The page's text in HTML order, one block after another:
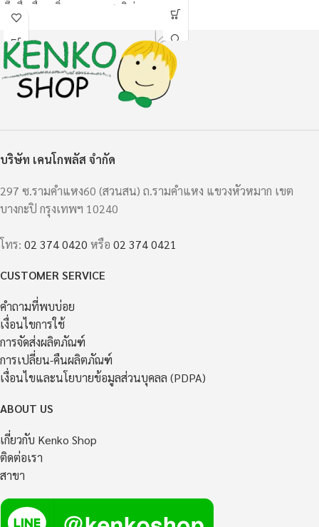
ขึ้นชื่อเรื่องกลิ่นหอมธรรมชาติ อ่อน
โยนและคุณสมบัติของไม้สน จะมี
การปล่อยสาร "Phytoncide" ออกมา
ช่วยให้รู้สึกผ่อนคลาย คลายเครียด
นอนหลับสบายขึ้น
ใช้คู่กับน้ำมันหอมระเหย Hinoki
Aroma Cube กลิ่นอันสงบละมุนจะ
ความผ่อนคลายให้ทุกมุมบ้าน
วางไว้ได้ทุกที่ — โต๊ะทำงาน ห้อง
นอน ห้องน้ำ
ให้ทุกลมหายใจ…อบอวลด้วยกลิ่นไอ
ธรรมชาติจากญี่ปุ่น 🍃
สัมผัสธรรมชาติ มาประกบด้วยวัสดุ
Microbeads ขนาดเล็กพิเศษและ
เส้นใยฝ้าย เพื่อมอบสัมผัสที่นุ่มนวล
นอนสบายอย่างแท้จริง
สัมผัสความกระชับที่โอบอุ้มศีรษะ
วัสดุภายในที่มีความยืดหยุ่นและลื่น
โยน
ตัวหมอน: กว้างประมาณ 55 ซม. ×
บริษัท เคนโกพลัส จำกัด
297 ซ.รามคำแหง60 (สวนสน) ถ.รามคำแหง แขวงหัวหมาก เขต
บางกะปิ กรุงเทพฯ 10240
โทร: 02 374 0420 หรือ 02 374 0421
CUSTOMER SERVICE
คำถามที่พบบ่อย
เงื่อนไขการใช้
การจัดส่งผลิตภัณฑ์
การเปลี่ยน-คืนผลิตภัณฑ์
เงื่อนไขและนโยบายข้อมูลส่วนบุคลล (PDPA)
ABOUT US
เกี่ยวกับ Kenko Shop
ติดต่อเรา
สาขา